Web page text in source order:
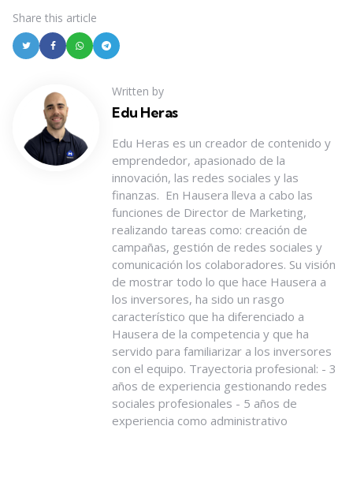
Share this article
Written by
Edu Heras
Edu Heras es un creador de contenido y
emprendedor, apasionado de la
innovación, las redes sociales y las
finanzas. En Hausera lleva a cabo las
funciones de Director de Marketing,
realizando tareas como: creación de
campañas, gestión de redes sociales y
comunicación los colaboradores. Su visión
de mostrar todo lo que hace Hausera a
los inversores, ha sido un rasgo
característico que ha diferenciado a
Hausera de la competencia y que ha
servido para familiarizar a los inversores
con el equipo. Trayectoria profesional: - 3
años de experiencia gestionando redes
sociales profesionales - 5 años de
experiencia como administrativo